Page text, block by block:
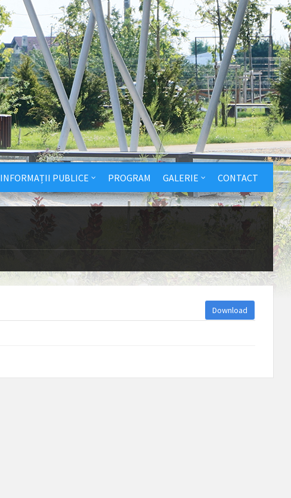
INFORMAȚII PUBLICE PROGRAM GALERIE CONTACT
Download